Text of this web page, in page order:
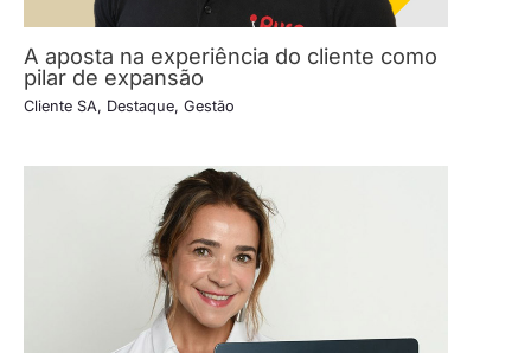
A aposta na experiência do cliente como
pilar de expansão
Cliente SA, Destaque, Gestão